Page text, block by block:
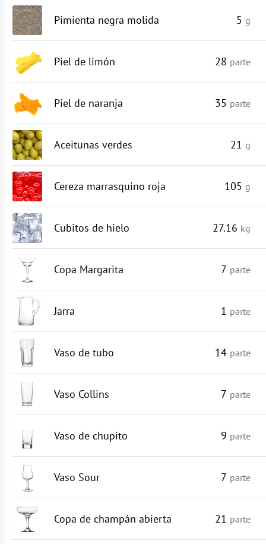
Pimienta negra molida 5 g
Piel de limón 28 parte
Piel de naranja 35 parte
Aceitunas verdes 21 g
Cereza marrasquino roja 105 g
Cubitos de hielo 27.16 kg
Copa Margarita 7 parte
Jarra 1 parte
Vaso de tubo 14 parte
Vaso Collins 7 parte
Vaso de chupito 9 parte
Vaso Sour 7 parte
Copa de champán abierta 21 parte